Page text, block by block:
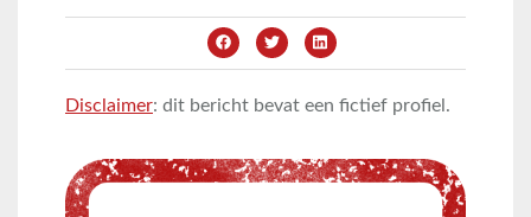
Disclaimer: dit bericht bevat een fictief profiel.